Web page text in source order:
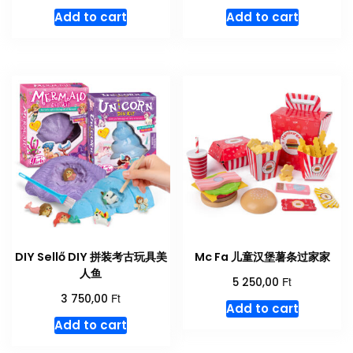
Add to cart Add to cart
DIY Sellő DIY 拼装考古玩具美
人鱼
3 750,00 Ft
Add to cart
Mc Fa 儿童汉堡薯条过家家
5 250,00 Ft
Add to cart